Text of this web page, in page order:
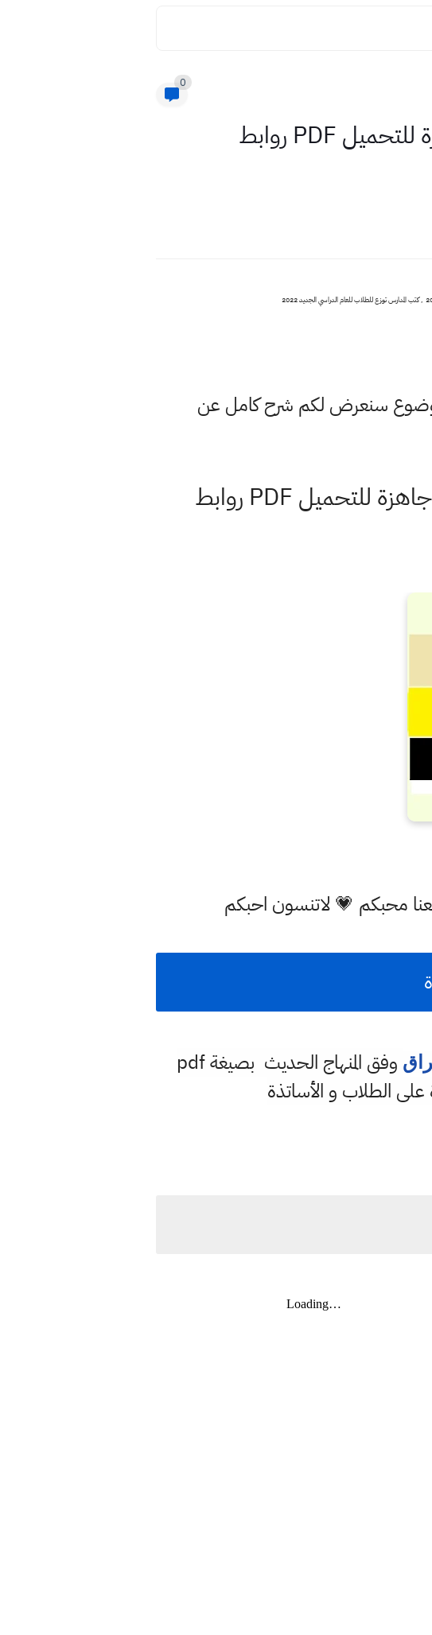
0
كتب الثاني متوسط المعتمدة 2022 جميع المواد pdf جاهزة للتحميل PDF روابط
سنعرض لكم شرح كامل عن
كتب الثاني متوسط المعتمدة 2022 جميع المواد pdf جاهزة للتحميل PDF روابط
محبكم 💗 لاتنسون احبكم
وفق المنهاج الحديث بصيغة pdf
على الطلاب و الأساتذة